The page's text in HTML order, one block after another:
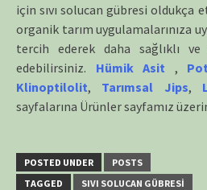
için sıvı solucan gübresi oldukça
organik tarım uygulamalarınıza
tercih ederek daha sağlıklı
edebilirsiniz. Hümik Asit ,
Klinoptilolit, Tarımsal Jips,
sayfalarına Ürünler sayfamız
POSTED UNDER
POSTS
TAGGED
SIVI SOLUCAN GÜBRESI